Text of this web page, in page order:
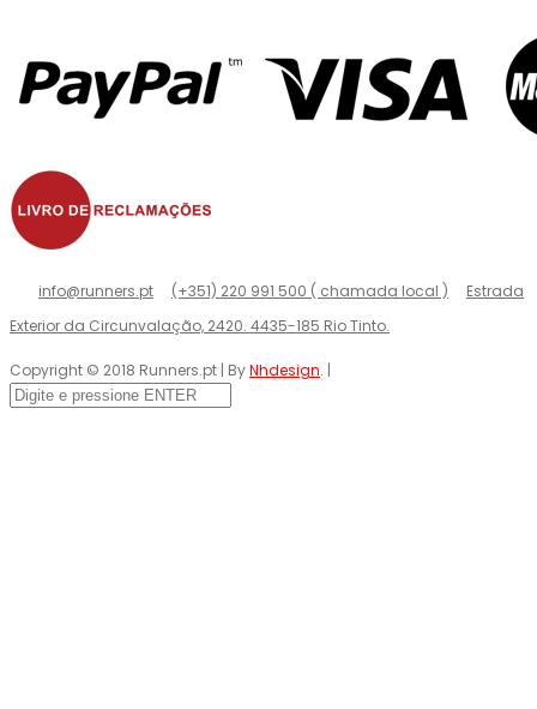
info@runners.pt (+351) 220 991 500 ( chamada local )
Estrada
Exterior da Circunvalação, 2420. 4435-185 Rio Tinto.
Copyright © 2018 Runners.pt | ByNhdesign. |